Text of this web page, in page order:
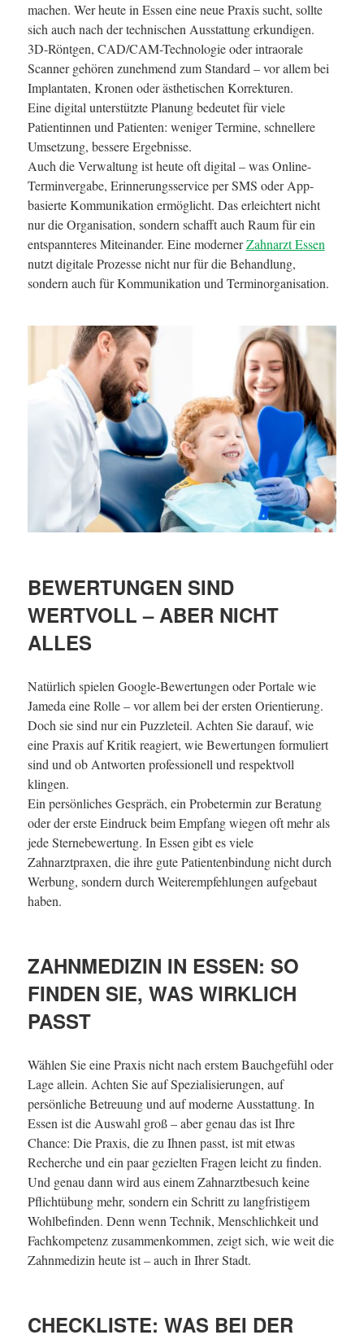
machen. Wer heute in Essen eine neue Praxis sucht, sollte
sich auch nach der technischen Ausstattung erkundigen.
3D-Röntgen, CAD/CAM-Technologie oder intraorale
Scanner gehören zunehmend zum Standard – vor allem bei
Implantaten, Kronen oder ästhetischen Korrekturen.
Eine digital unterstützte Planung bedeutet für viele
Patientinnen und Patienten: weniger Termine, schnellere
Umsetzung, bessere Ergebnisse.
Auch die Verwaltung ist heute oft digital – was Online-
Terminvergabe, Erinnerungsservice per SMS oder App-
basierte Kommunikation ermöglicht. Das erleichtert nicht
nur die Organisation, sondern schafft auch Raum für ein
entspannteres Miteinander. Eine modernerZahnarzt Essen
nutzt digitale Prozesse nicht nur für die Behandlung,
sondern auch für Kommunikation und Terminorganisation.
BEWERTUNGEN SIND
WERTVOLL – ABER NICHT
ALLES
Natürlich spielen Google-Bewertungen oder Portale wie
Jameda eine Rolle – vor allem bei der ersten Orientierung.
Doch sie sind nur ein Puzzleteil. Achten Sie darauf, wie
eine Praxis auf Kritik reagiert, wie Bewertungen formuliert
sind und ob Antworten professionell und respektvoll
klingen.
Ein persönliches Gespräch, ein Probetermin zur Beratung
oder der erste Eindruck beim Empfang wiegen oft mehr als
jede Sternebewertung. In Essen gibt es viele
Zahnarztpraxen, die ihre gute Patientenbindung nicht durch
Werbung, sondern durch Weiterempfehlungen aufgebaut
haben.
ZAHNMEDIZIN IN ESSEN: SO
FINDEN SIE, WAS WIRKLICH
PASST
Wählen Sie eine Praxis nicht nach erstem Bauchgefühl oder
Lage allein. Achten Sie auf Spezialisierungen, auf
persönliche Betreuung und auf moderne Ausstattung. In
Essen ist die Auswahl groß – aber genau das ist Ihre
Chance: Die Praxis, die zu Ihnen passt, ist mit etwas
Recherche und ein paar gezielten Fragen leicht zu finden.
Und genau dann wird aus einem Zahnarztbesuch keine
Pflichtübung mehr, sondern ein Schritt zu langfristigem
Wohlbefinden. Denn wenn Technik, Menschlichkeit und
Fachkompetenz zusammenkommen, zeigt sich, wie weit die
Zahnmedizin heute ist – auch in Ihrer Stadt.
CHECKLISTE: WAS BEI DER